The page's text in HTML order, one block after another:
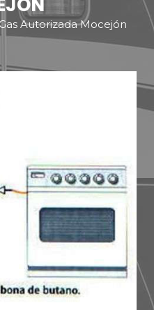
Autorizada Mocejón